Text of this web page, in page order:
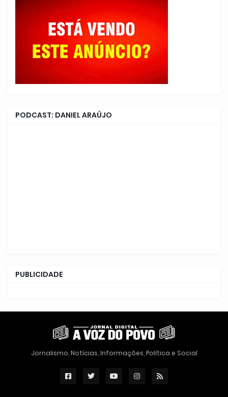
PODCAST: DANIEL ARAÚJO
PUBLICIDADE
Jornalismo, Notícias, Informações, Política e Social